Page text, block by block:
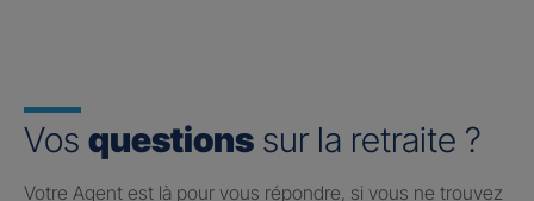
Vos questions sur la retraite ?
Votre Agent est là pour vous répondre, si vous ne trouvez